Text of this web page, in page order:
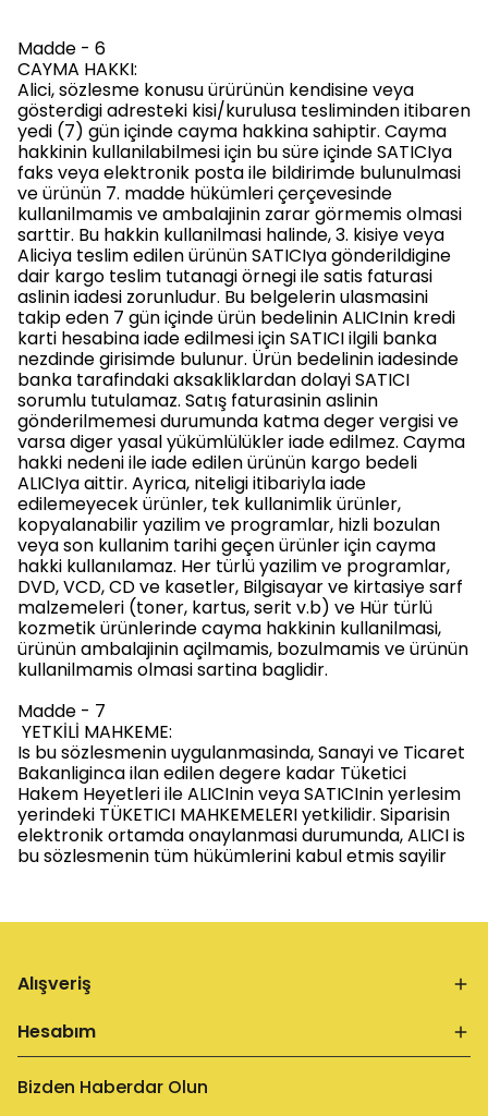
Madde - 6
CAYMA HAKKI:
Alici, sözlesme konusu ürürünün kendisine veya
gösterdigi adresteki kisi/kurulusa tesliminden itibaren
yedi (7) gün içinde cayma hakkina sahiptir. Cayma
hakkinin kullanilabilmesi için bu süre içinde SATICIya
faks veya elektronik posta ile bildirimde bulunulmasi
ve ürünün 7. madde hükümleri çerçevesinde
kullanilmamis ve ambalajinin zarar görmemis olmasi
sarttir. Bu hakkin kullanilmasi halinde, 3. kisiye veya
Aliciya teslim edilen ürünün SATICIya gönderildigine
dair kargo teslim tutanagi örnegi ile satis faturasi
aslinin iadesi zorunludur. Bu belgelerin ulasmasini
takip eden 7 gün içinde ürün bedelinin ALICInin kredi
karti hesabina iade edilmesi için SATICI ilgili banka
nezdinde girisimde bulunur. Ürün bedelinin iadesinde
banka tarafindaki aksakliklardan dolayi SATICI
sorumlu tutulamaz. Satış faturasinin aslinin
gönderilmemesi durumunda katma deger vergisi ve
varsa diger yasal yükümlülükler iade edilmez. Cayma
hakki nedeni ile iade edilen ürünün kargo bedeli
ALICIya aittir. Ayrica, niteligi itibariyla iade
edilemeyecek ürünler, tek kullanimlik ürünler,
kopyalanabilir yazilim ve programlar, hizli bozulan
veya son kullanim tarihi geçen ürünler için cayma
hakki kullanılamaz. Her türlü yazilim ve programlar,
DVD, VCD, CD ve kasetler, Bilgisayar ve kirtasiye sarf
malzemeleri (toner, kartus, serit v.b) ve Hür türlü
kozmetik ürünlerinde cayma hakkinin kullanilmasi,
ürünün ambalajinin açilmamis, bozulmamis ve ürünün
kullanilmamis olmasi sartina baglidir.
Madde - 7
YETKİLİ MAHKEME:
Is bu sözlesmenin uygulanmasinda, Sanayi ve Ticaret
Bakanliginca ilan edilen degere kadar Tüketici
Hakem Heyetleri ile ALICInin veya SATICInin yerlesim
yerindeki TÜKETICI MAHKEMELERI yetkilidir. Siparisin
elektronik ortamda onaylanmasi durumunda, ALICI is
bu sözlesmenin tüm hükümlerini kabul etmis sayilir
Alışveriş
Hesabım
Bizden Haberdar Olun